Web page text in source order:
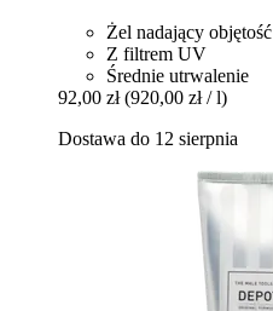
Żel nadający objętość
Z filtrem UV
Średnie utrwalenie
92,00 zł (920,00 zł / l)
Dostawa do 12 sierpnia